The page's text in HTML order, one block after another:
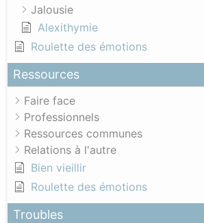
Jalousie
Alexithymie
Roulette des émotions
Ressources
Faire face
Professionnels
Ressources communes
Relations à l'autre
Bien vieillir
Roulette des émotions
Troubles